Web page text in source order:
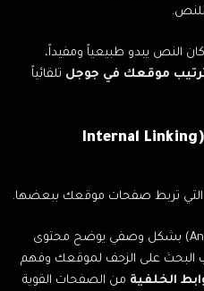
للنص.
كان النص يبدو طبيعياً ومفيداً،
موقعك في جوجل تلقائياً
تحسين الروابط الداخلية (Internal Linking
التي تربط صفحات موقعك ببعضها.
استخدم نصوص الروابط (Anchor Text) بشكل وصفي يوضح محتوى
البحث على الزحف لموقعك وفهم
الخلفية من الصفحات القوية